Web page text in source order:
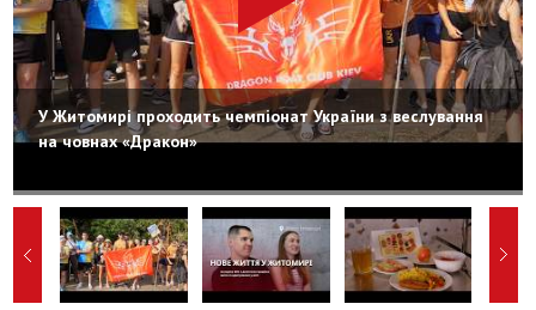
У Житомирі проходить чемпіонат України з веслування
на човнах «Дракон»